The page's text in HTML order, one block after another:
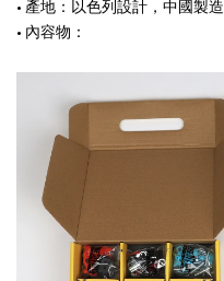
• 產地：以色列設計，中國製造
• 內容物：